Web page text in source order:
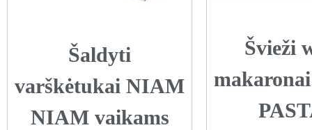
Šaldyti
varškėtukai NIAM
NIAM vaikams
Švieži